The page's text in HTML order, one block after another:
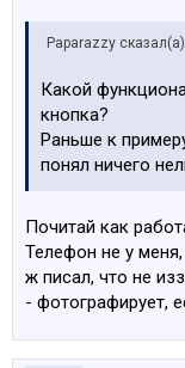
Paparazzy
Какой
кнопка?
Раньше к
понял ничего
Почитай как
Телефон не у
ж писал, что не
- фотографирует,